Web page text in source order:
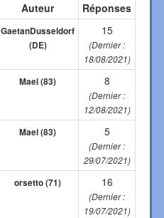
Auteur Réponses
GaetanDusseldorf
(DE)
15
(Dernier :
18/08/2021)
Mael (83) 8
(Dernier :
12/08/2021)
Mael (83) 5
(Dernier :
29/07/2021)
orsetto (71) 16
(Dernier :
19/07/2021)